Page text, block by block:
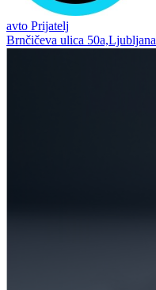
avto Prijatelj
Brnčičeva ulica 50a,Ljubljana